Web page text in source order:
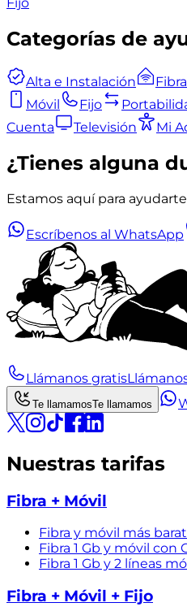
Categorías de
Alta e Instalación Fibra
Móvil
Fijo
Cuenta
Televisión Mi
¿Tienes alguna
Estamos aquí para
Escríbenos al WhatsApp
Llámanos gratis
Te llamamosTe llamamos
Nuestras tarifas
Fibra + Móvil
Fibra y móvil más
Fibra 1 Gb y móvil con
Fibra 1 Gb y 2 líneas
Fibra + Móvil + Fijo